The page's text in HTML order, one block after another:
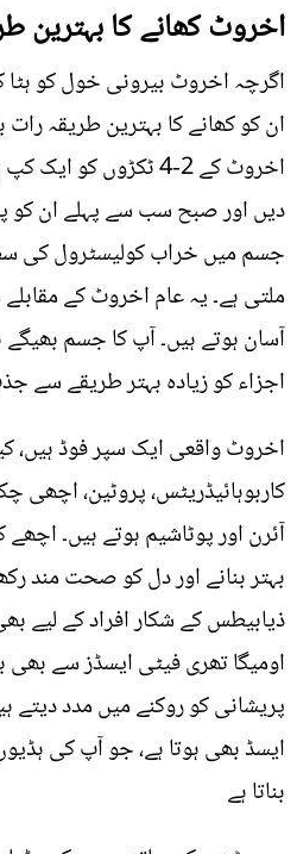
اخروٹ کھانے کا بہترین
اگرچہ اخروٹ بیرونی خول کو ہٹا
ان کو کھانے کا بہترین طریقہ رات
اخروٹ کے 2-4 ٹکڑوں
دیں اور صبح سب سے پہلے ان کو
جسم میں خراب کولیسٹرول کی
ملتی ہے۔ یہ عام اخروٹ کے
آسان ہوتے ہیں۔ آپ کا جسم
اجزاء کو زیادہ بہتر طریقے سے
اخروٹ واقعی ایک سپر فوڈ ہیں،
کاربوہائیڈریٹس، پروٹین، اچھی
آئرن اور پوٹاشیم ہوتے ہیں۔
بہتر بنانے اور دل کو صحت مند
ذیابیطس کے شکار افراد کے لیے
اومیگا تھری فیٹی ایسڈز سے بھی
پریشانی کو روکنے میں مدد دیتے
ایسڈ بھی ہوتا ہے، جو آپ کی
بناتا ہے